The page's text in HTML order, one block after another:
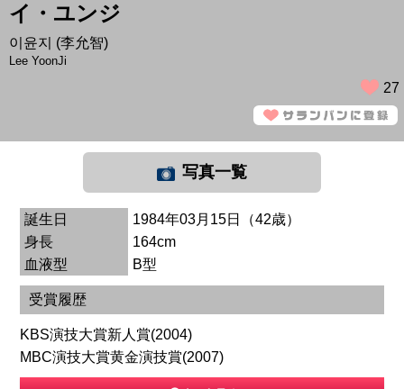
イ・ユンジ
이윤지 (李允智)
Lee YoonJi
27
写真一覧
誕生日
1984年03月15日（42歳）
身長
164cm
血液型
B型
受賞履歴
KBS演技大賞新人賞(2004)
MBC演技大賞黄金演技賞(2007)